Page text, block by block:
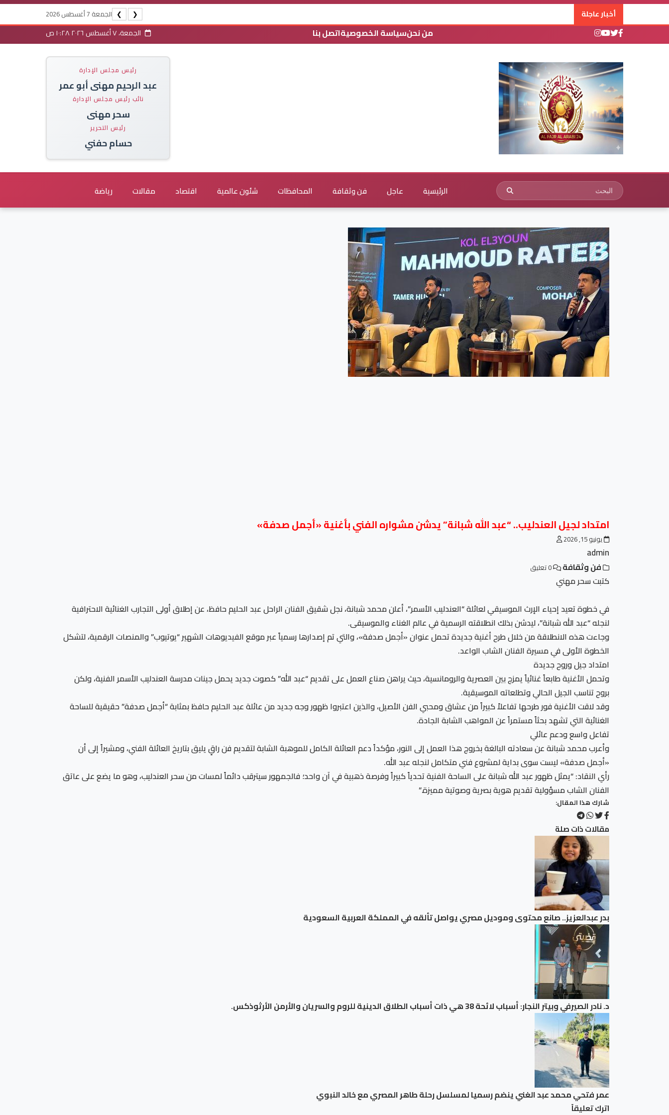
أخبار عاجلة ❮
❯ الجمعة 7 أغسطس 2026
من نحنسياسة الخصوصيةاتصل بنا الجمعة، ٧ أغسطس ٢٠٢٦ ١٠:٢٨ ص
رئيس مجلس الإدارة
عبد الرحيم مهنى أبو عمر
نائب رئيس مجلس الإدارة
سحر مهنى
رئيس التحرير
حسام حفني
الرئيسية عاجل فن وثقافة المحافظات شئون عالمية اقتصاد مقالات رياضة
امتداد لجيل العندليب.. “عبد الله شبانة” يدشن مشواره الفني بأغنية «أجمل صدفة»
يونيو 15, 2026
admin
فن وثقافة
كتبت سحر مهني
في خطوة تعيد إحياء الإرث الموسيقي لعائلة “العندليب الأسمر”، أعلن محمد شبانة، نجل شقيق الفنان الراحل عبد الحليم حافظ، عن إطلاق أولى التجارب الغنائية الاحترافية
لنجله “عبد الله شبانة”، ليدشن بذلك انطلاقته الرسمية في عالم الغناء والموسيقى.
وجاءت هذه الانطلاقة من خلال طرح أغنية جديدة تحمل عنوان «أجمل صدفة»، والتي تم إصدارها رسمياً عبر موقع الفيديوهات الشهير “يوتيوب” والمنصات الرقمية، لتشكل
الخطوة الأولى في مسيرة الفنان الشاب الواعد.
امتداد جيل وروح جديدة
وتحمل الأغنية طابعاً غنائياً يمزج بين العصرية والرومانسية، حيث يراهن صناع العمل على تقديم “عبد الله” كصوت جديد يحمل جينات مدرسة العندليب الأسمر الفنية، ولكن
بروح تناسب الجيل الحالي وتطلعاته الموسيقية.
وقد لاقت الأغنية فور طرحها تفاعلاً كبيراً من عشاق ومحبي الفن الأصيل، والذين اعتبروا ظهور وجه جديد من عائلة عبد الحليم حافظ بمثابة “أجمل صدفة” حقيقية للساحة
الغنائية التي تشهد بحثاً مستمراً عن المواهب الشابة الجادة.
تفاعل واسع ودعم عائلي
وأعرب محمد شبانة عن سعادته البالغة بخروج هذا العمل إلى النور، مؤكداً دعم العائلة الكامل للموهبة الشابة لتقديم فن راقٍ يليق بتاريخ العائلة الفني، ومشيراً إلى أن
«أجمل صدفة» ليست سوى بداية لمشروع فني متكامل لنجله عبد الله.
رأي النقاد: “يمثل ظهور عبد الله شبانة على الساحة الفنية تحدياً كبيراً وفرصة ذهبية في آن واحد؛ فالجمهور سيترقب دائماً لمسات من سحر العندليب، وهو ما يضع على عاتق
الفنان الشاب مسؤولية تقديم هوية بصرية وصوتية مميزة.”
شارك هذا المقال:
مقالات ذات صلة
بدر عبدالعزيز.. صانع محتوى وموديل مصري يواصل تألقه في المملكة العربية السعودية
د. نادر الصيرفي وبيتر النجار: أسباب لائحة 38 هي ذات أسباب الطلاق الدينية للروم والسريان والأرمن الأرثوذكس.
عمر فتحي محمد عبد الغني ينضم رسميا لمسلسل رحلة طاهر المصري مع خالد النبوي
اترك تعليقاً